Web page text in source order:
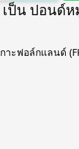
เป็น ปอนด์
าะฟอล์กแลนด์